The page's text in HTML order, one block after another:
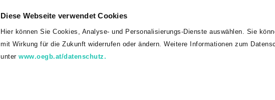
Diese Webseite verwendet Cookies
Hier können Sie Cookies, Analyse- und Personalisierungs-Dienste auswählen. Sie
mit Wirkung für die Zukunft widerrufen oder ändern. Weitere Informationen zum
unterwww.oegb.at/datenschutz.
Datenschutz Impressum